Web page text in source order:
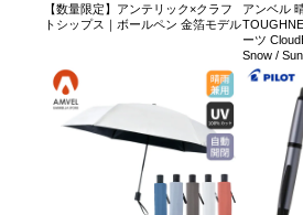
【数量限定】アンテリック×クラフ
トシップス｜ボールペン 金箔モデル
アンベル
ーツ
Snow /